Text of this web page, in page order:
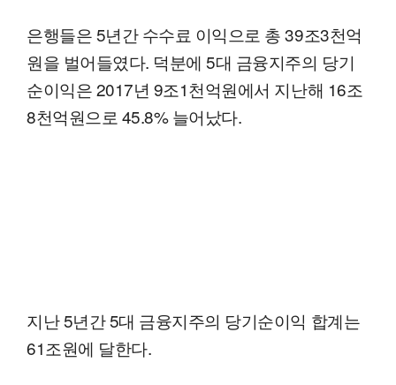
은행들은 5년간 수수료 이익으로 총 39조3천억
원을 벌어들였다. 덕분에 5대 금융지주의 당기
순이익은 2017년 9조1천억원에서 지난해 16조
8천억원으로 45.8% 늘어났다.
지난 5년간 5대 금융지주의 당기순이익 합계는
61조원에 달한다.